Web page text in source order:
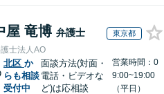
屋 竜博 弁護士 東京都
士法人AO
北区 か
らも相談
受付中
面談方法(対面・
電話・ビデオな
ど)は応相談
営業時間：0
9:00~19:00
（平日）